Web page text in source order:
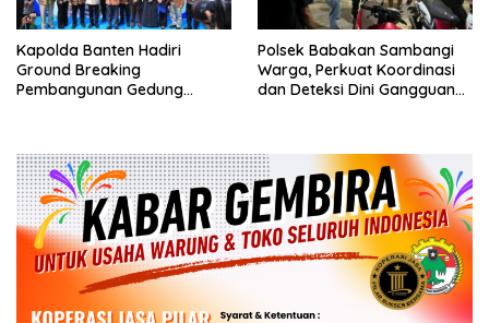
Kapolda Banten Hadiri
Ground Breaking
Pembangunan Gedung
Polsek Babakan Sambangi
Warga, Perkuat Koordinasi
dan Deteksi Dini Gangguan